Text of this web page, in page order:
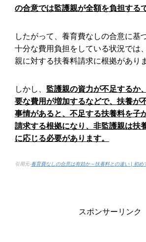
の合意では監護親が全額を負担する
したがって、養育費なしの合意に基
十分な費用負担をしている状況では
親に対する扶養料請求に根拠があり
しかし、 監護親の資力が不足するか
要な費用が増加するなどで、扶養が
事情があると、不足する扶養料を子
請求する根拠になり、非監護親は扶
に応じる必要があります。
引用元-養育費なしの合意は有効か～扶養料との違い | 初め
スポンサーリンク